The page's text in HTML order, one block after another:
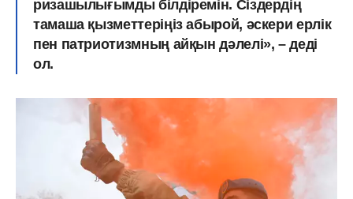
ризашылығымды білдіремін. Сіздердің
тамаша қызметтеріңіз абырой, әскери ерлік
пен патриотизмның айқын дәлелі», – деді
ол.